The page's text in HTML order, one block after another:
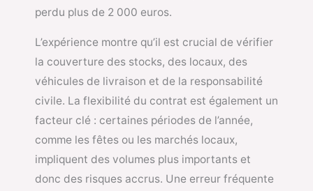
perdu plus de 2 000 euros.
L’expérience montre qu’il est crucial de vérifier
la couverture des stocks, des locaux, des
véhicules de livraison et de la responsabilité
civile. La flexibilité du contrat est également un
facteur clé : certaines périodes de l’année,
comme les fêtes ou les marchés locaux,
impliquent des volumes plus importants et
donc des risques accrus. Une erreur fréquente